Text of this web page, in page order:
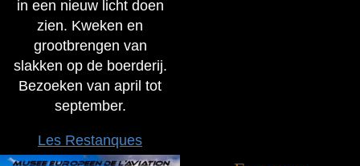
in een nieuw licht doen
zien. Kweken en
grootbrengen van
slakken op de boerderij.
Bezoeken van april tot
september.
Les Restanques